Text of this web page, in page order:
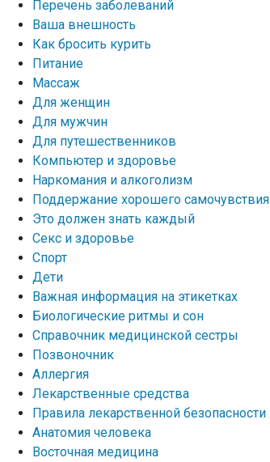
Перечень заболеваний
Ваша внешность
Как бросить курить
Питание
Массаж
Для женщин
Для мужчин
Для путешественников
Компьютер и здоровье
Наркомания и алкоголизм
Поддержание хорошего самочувствия
Это должен знать каждый
Секс и здоровье
Спорт
Дети
Важная информация на этикетках
Биологические ритмы и сон
Справочник медицинской сестры
Позвоночник
Аллергия
Лекарственные средства
Правила лекарственной безопасности
Aнатомия человека
Восточная медицина